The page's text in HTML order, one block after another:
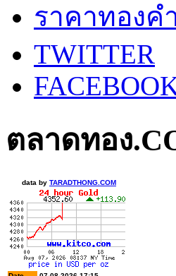
ราคาทองค
TWITTER
ตลาดทอง